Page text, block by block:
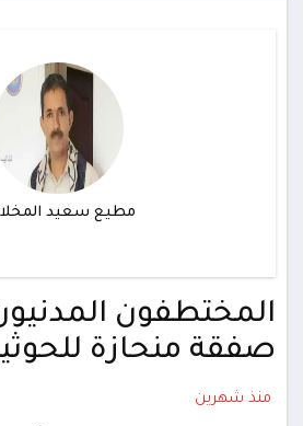
مطيع سعيد
المختطفون
صفقة منحازة
منذ شهرين